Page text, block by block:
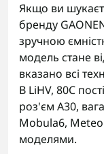
Якщо ви
бренду
зручною
модель стане
вказано всі
В LiHV, 80C
роз'єм A30,
Mobula6,
моделями.